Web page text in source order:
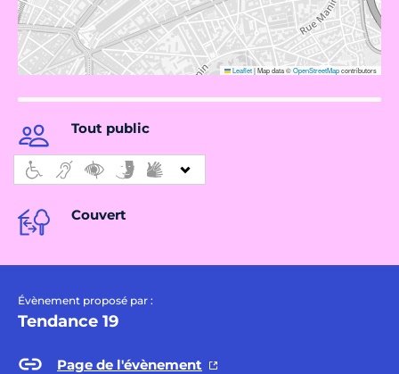
Leaflet|Map data ©OpenStreetMapcontributors
Tout public
Couvert
Évènement proposé par :
Tendance 19
Page de l'évènement